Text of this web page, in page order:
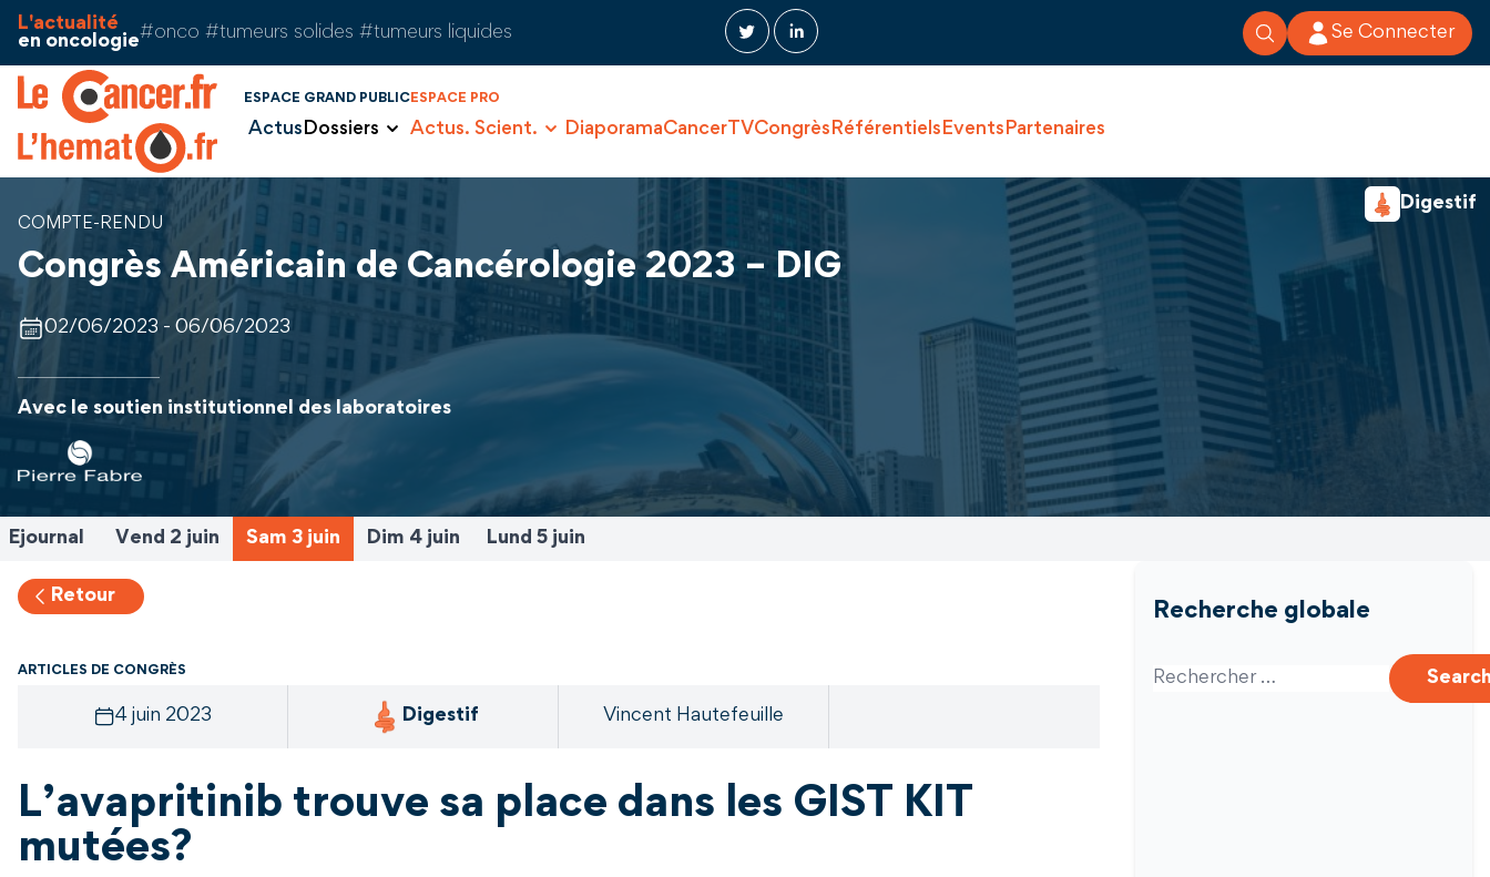
Aller au contenu
L'actualité
en oncologie#onco #tumeurs solides #tumeurs liquides Se Connecter
ESPACE GRAND PUBLIC
ActusDossiers
ESPACE PRO
Actus. Scient. DiaporamaCancerTVCongrèsRéférentielsEventsPartenaires
Digestif
COMPTE-RENDU
Congrès Américain de Cancérologie 2023 – DIG
02/06/2023 - 06/06/2023
Avec le soutien institutionnel des laboratoires
Ejournal Vend 2 juin Sam 3 juin Dim 4 juin Lund 5 juin
Retour
ARTICLES DE CONGRÈS
4 juin 2023 Digestif Vincent Hautefeuille
L’avapritinib trouve sa place dans les GIST KIT
mutées?
Recherche globale
Search for:
Panneau de gestion des cookies